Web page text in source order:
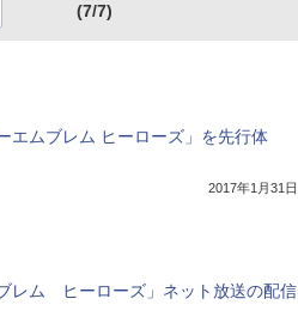
(7/7)
エムブレム ヒーローズ」を先行体
2017年1月31日
レム ヒーローズ」ネット放送の配信